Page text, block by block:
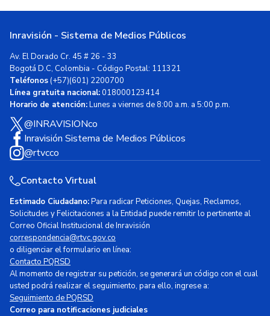
Inravisión - Sistema de Medios Públicos
Av. El Dorado Cr. 45 # 26 - 33
Bogotá D.C, Colombia - Código Postal: 111321
Teléfonos(+57)(601) 2200700
Línea gratuita nacional:018000123414
Horario de atención:Lunes a viernes de 8:00 a.m. a 5:00 p.m.
@INRAVISIONco
Inravisión Sistema de Medios Públicos
@rtvcco
Contacto Virtual
Estimado Ciudadano:Para radicar Peticiones, Quejas, Reclamos,
Solicitudes y Felicitaciones a la Entidad puede remitir lo pertinente al
Correo Oficial Institucional de Inravisión
correspondencia@rtvc.gov.co
o diligenciar el formulario en línea:
Contacto PQRSD
Al momento de registrar su petición, se generará un código con el cual
usted podrá realizar el seguimiento, para ello, ingrese a:
Seguimiento de PQRSD
Correo para notificaciones judiciales